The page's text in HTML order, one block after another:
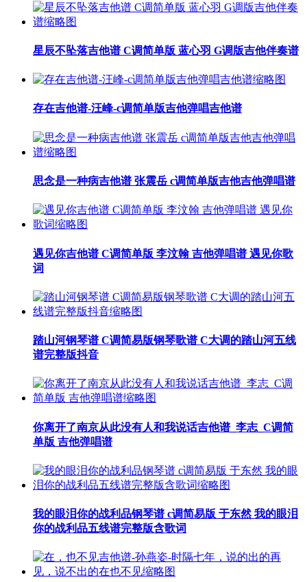
星辰不坠落吉他谱 C调简单版 蓝心羽 G调版吉他伴奏谱
存在吉他谱-汪峰-c调简单版吉他弹唱吉他谱
思念是一种病吉他谱 张震岳 c调简单版吉他吉他弹唱谱
遇见你吉他谱 C调简单版 李汶翰 吉他弹唱谱 遇见你歌
词
踏山河钢琴谱 C调简易版钢琴歌谱 C大调的踏山河五线
谱完整版抖音
你离开了南京从此没有人和我说话吉他谱_李志_C调简
单版 吉他弹唱谱
我的眼泪你的战利品钢琴谱 c调简易版 于东然 我的眼泪
你的战利品五线谱完整版含歌词